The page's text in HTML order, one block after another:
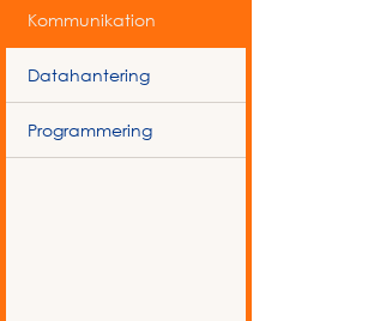
Kommunikation
Datahantering
Programmering